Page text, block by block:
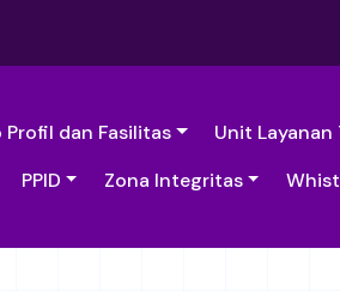
Profil dan Fasilitas Unit Layanan
PPID Zona Integritas